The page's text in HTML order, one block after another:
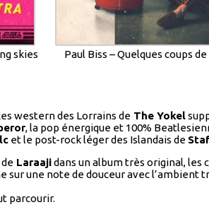
skies Paul Biss – Quelques coups
western des Lorrains de The Yokel
, la pop énergique et 100%
et le post-rock léger des Islandais de
Laraajidans un album très original, les
sur une note de douceur avec l’ambient
parcourir.